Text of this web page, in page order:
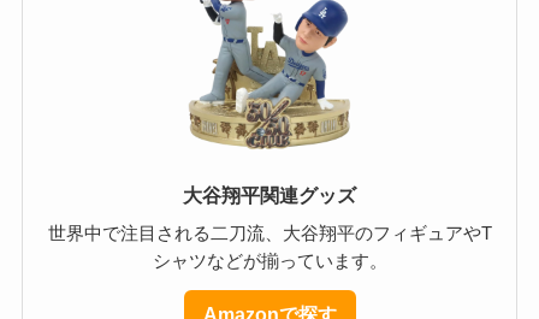
大谷翔平関連グッズ
世界中で注目される二刀流、大谷翔平のフィギュアやT
シャツなどが揃っています。
Amazonで探す